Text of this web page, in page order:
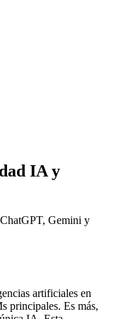
IA y
Gemini y
artificiales en
principales. Es más,